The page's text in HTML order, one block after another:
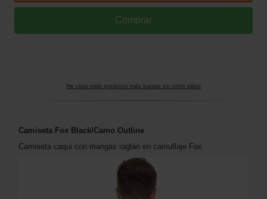
He visto este producto más barato en otros sitios
Camiseta Fox Black/Camo Outline
Camiseta caqui con mangas raglán en camuflaje Fox.